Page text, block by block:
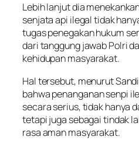
Lebih lanjut dia
senjata api ilegal tidak
tugas penegakan hukum
dari tanggung jawab Polri
kehidupan masyarakat.
Hal tersebut, menurut
bahwa penanganan senpi
secara serius, tidak hanya
tetapi juga sebagai tindak
rasa aman masyarakat.